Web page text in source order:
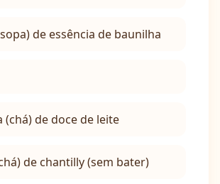
de essência de baunilha
(chá) de doce de leite
de chantilly (sem bater)